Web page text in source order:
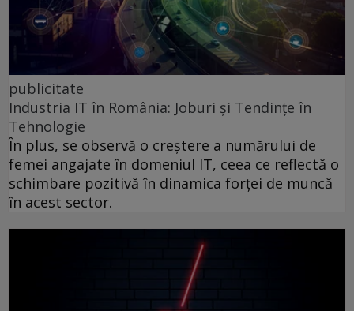
publicitate
Industria IT în România: Joburi și Tendințe în
Tehnologie
În plus, se observă o creștere a numărului de
femei angajate în domeniul IT, ceea ce reflectă o
schimbare pozitivă în dinamica forței de muncă
în acest sector.